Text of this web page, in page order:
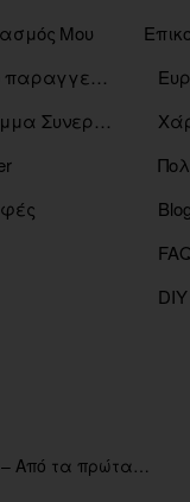
Μου
Ιστορικό παραγγελιών
Πρόγραμμα Συνεργατών
Η διαδρομή μας στο άτμισμα – Από τα πρώτα eGo έως τη σύγχρονη εποχή